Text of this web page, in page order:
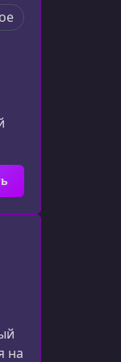
на